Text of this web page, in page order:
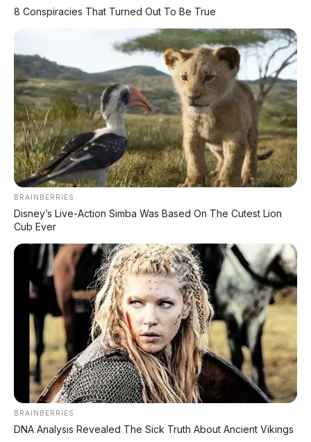
KREDIT MOTOR
SEMUA MEREK
DP MULAI
100RBNETT
✅Honda, Yamaha, Suzuki, Kawasaki
✅ Proses 1 Jam Langsung ACC
✅ Syarat Cukup KTP & KK
DIJUAL MOBIL BEKAS DENPASAR
DIJUAL: Suzuki Swift GX 2013 Manual – Hitam
Legam, Low KM 100 Ribu, Pajak Panjang!
Kondisi Istimewa di Denpasar
DIJUAL: Nissan Serena HWS Matic 2017 –
Kondisi Istimewa, Hanya 68.000 KM! Siap Pakai
di Denpasar
Matic – Surat Bali, KM 44.000, Pajak Panjang!
8 Conspiracies That Turned Out To Be True
BRAINBERRIES
Disney’s Live-Action Simba Was Based On The Cutest Lion
Cub Ever
BRAINBERRIES
DNA Analysis Revealed The Sick Truth About Ancient Vikings